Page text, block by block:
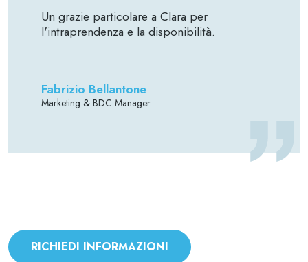
Un grazie particolare a Clara per
l'intraprendenza e la disponibilità.
Fabrizio Bellantone
Marketing & BDC Manager
RICHIEDI INFORMAZIONI